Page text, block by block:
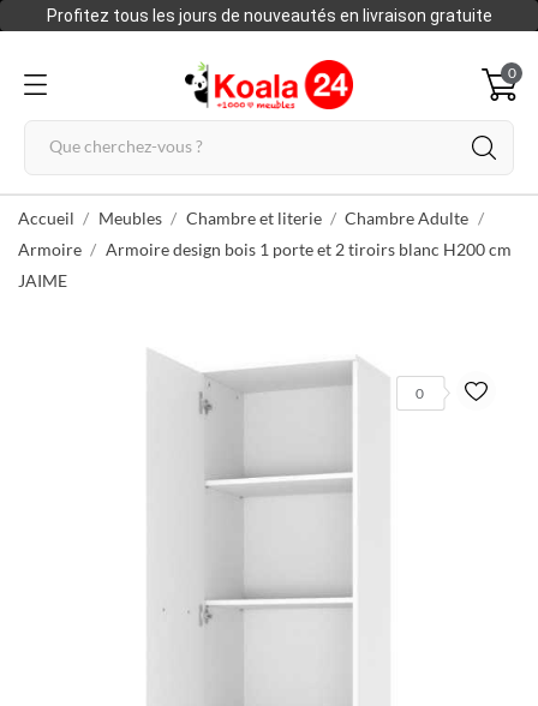
Profitez tous les jours de nouveautés en livraison gratuite
0
Accueil Meubles Chambre et literie
Chambre Adulte
Armoire
Armoire design bois 1 porte et 2 tiroirs blanc H200 cm
JAIME
0